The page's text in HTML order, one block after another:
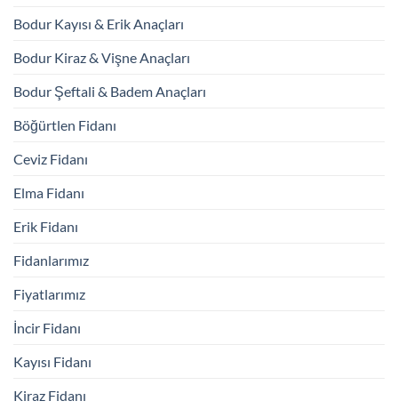
Bodur Kayısı & Erik Anaçları
Bodur Kiraz & Vişne Anaçları
Bodur Şeftali & Badem Anaçları
Böğürtlen Fidanı
Ceviz Fidanı
Elma Fidanı
Erik Fidanı
Fidanlarımız
Fiyatlarımız
İncir Fidanı
Kayısı Fidanı
Kiraz Fidanı